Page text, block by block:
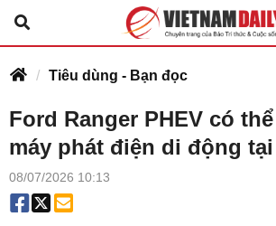
Tiêu dùng - Bạn đọc
Ford Ranger PHEV có
máy phát điện di động
08/07/2026 10:13